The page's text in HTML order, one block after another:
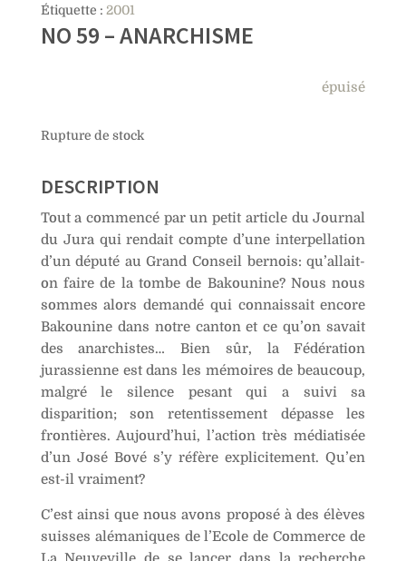
Étiquette : 2001
NO 59 – ANARCHISME
épuisé
Rupture de stock
DESCRIPTION
Tout a commencé par un petit article du Journal
du Jura qui rendait compte d’une interpellation
d’un député au Grand Conseil bernois: qu’allait-
on faire de la tombe de Bakounine? Nous nous
sommes alors demandé qui connaissait encore
Bakounine dans notre canton et ce qu’on savait
des anarchistes… Bien sûr, la Fédération
jurassienne est dans les mémoires de beaucoup,
malgré le silence pesant qui a suivi sa
disparition; son retentissement dépasse les
frontières. Aujourd’hui, l’action très médiatisée
d’un José Bové s’y réfère explicitement. Qu’en
est-il vraiment?
C’est ainsi que nous avons proposé à des élèves
suisses alémaniques de l’Ecole de Commerce de